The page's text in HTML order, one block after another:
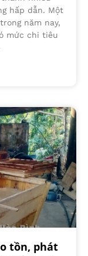
hấp dẫn. Một
năm nay,
mức chi tiêu
tồn, phát